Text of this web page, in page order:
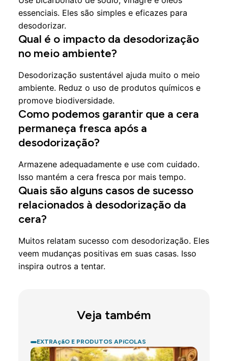
essenciais. Eles são simples e eficazes para
desodorizar.
Qual é o impacto da desodorização
no meio ambiente?
Desodorização sustentável ajuda muito o meio
ambiente. Reduz o uso de produtos químicos e
promove biodiversidade.
Como podemos garantir que a cera
permaneça fresca após a
desodorização?
Armazene adequadamente e use com cuidado.
Isso mantém a cera fresca por mais tempo.
Quais são alguns casos de sucesso
relacionados à desodorização da
cera?
Muitos relatam sucesso com desodorização. Eles
veem mudanças positivas em suas casas. Isso
inspira outros a tentar.
Veja também
EXTRAçãO E PRODUTOS APíCOLAS